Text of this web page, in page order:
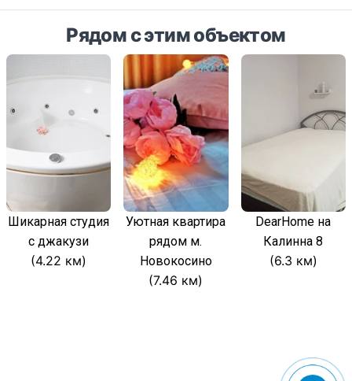
Рядом с этим объектом
Шикарная студия
с джакузи
(4.22 км)
Уютная квартира
рядом м.
Новокосино
(7.46 км)
DearHome на
Калинна 8
(6.3 км)